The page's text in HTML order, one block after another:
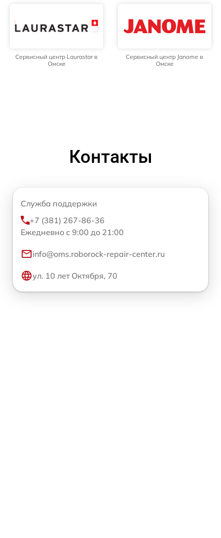
Сервисный центр Laurastar в
Омске
Сервисный центр Janome в
Омске
Контакты
Служба поддержки
+7 (381) 267-86-36
Ежедневно с 9:00 до 21:00
info@oms.roborock-repair-center.ru
ул. 10 лет Октября, 70